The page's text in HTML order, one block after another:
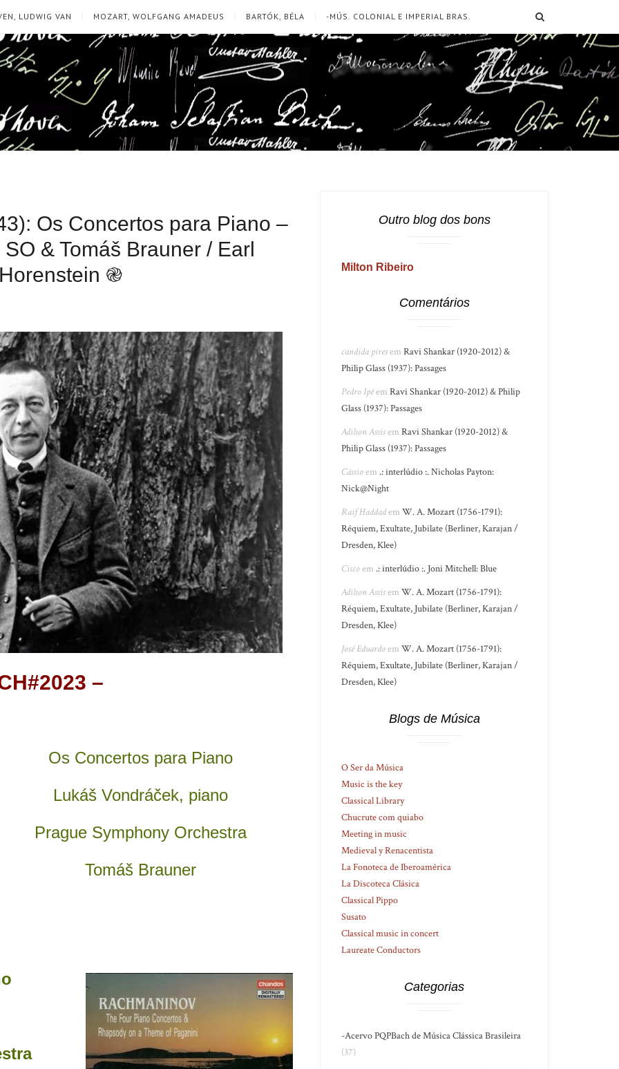
LUDWIG VAN MOZART, WOLFGANG AMADEUS BARTÓK, BÉLA -MÚS. COLONIAL E IMPERIAL BRAS.
Os Concertos para Piano –
& Tomáš Brauner / Earl
֎
–
Os Concertos para Piano
Lukáš Vondráček, piano
Prague Symphony Orchestra
Tomáš Brauner
Outro blog dos bons
Milton Ribeiro
Comentários
candida piresemRavi Shankar (1920-2012) &
Philip Glass (1937): Passages
Pedro IpêemRavi Shankar (1920-2012) & Philip
Glass (1937): Passages
Adilson AssisemRavi Shankar (1920-2012) &
Philip Glass (1937): Passages
Cássioem .: interlúdio :. Nicholas Payton:
Nick@Night
Raif HaddademW. A. Mozart (1756-1791):
Réquiem, Exultate, Jubilate (Berliner, Karajan /
Dresden, Klee)
Ciscoem .: interlúdio :. Joni Mitchell: Blue
Adilson AssisemW. A. Mozart (1756-1791):
Réquiem, Exultate, Jubilate (Berliner, Karajan /
Dresden, Klee)
José EduardoemW. A. Mozart (1756-1791):
Réquiem, Exultate, Jubilate (Berliner, Karajan /
Dresden, Klee)
Blogs de Música
O Ser da Música
Music is the key
Classical Library
Chucrute com quiabo
Meeting in music
Medieval y Renacentista
La Fonoteca de Iberoamérica
La Discoteca Clásica
Classical Pippo
Susato
Classical music in concert
Laureate Conductors
Categorias
-Acervo PQPBach de Música Clássica Brasileira
(37)